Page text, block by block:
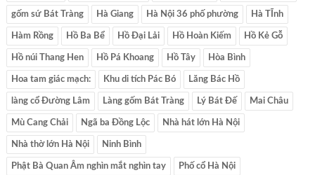
gốm sứ Bát Tràng Hà Giang Hà Nội 36 phố phường Hà TĨnh
Hàm Rồng Hồ Ba Bể Hồ Đại Lải Hồ Hoàn Kiếm Hồ Kẻ Gỗ
Hồ núi Thang Hen Hồ Pá Khoang Hồ Tây Hòa Bình
Hoa tam giác mạch: Khu di tích Pác Bó Lăng Bác Hồ
làng cổ Đường Lâm Làng gốm Bát Tràng Lý Bát Đế Mai Châu
Mù Cang Chải Ngã ba Đồng Lộc Nhà hát lớn Hà Nội
Nhà thờ lớn Hà Nội Ninh Bình
Phật Bà Quan Âm nghìn mắt nghìn tay Phố cổ Hà Nội